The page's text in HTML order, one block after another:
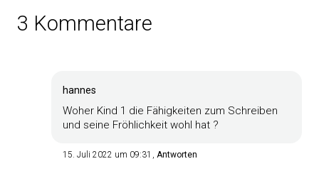
3 Kommentare
hannes
Woher Kind 1 die Fähigkeiten zum Schreiben
und seine Fröhlichkeit wohl hat ?
15. Juli 2022 um 09:31 Antworten